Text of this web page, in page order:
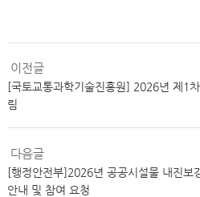
이전글
[국토교통과학기술진흥원] 2026년 제1
림
다음글
[행정안전부]2026년 공공시설물 내진보
안내 및 참여 요청